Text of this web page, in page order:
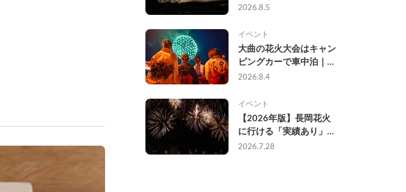
ら夜まで」の祭り。キャ
組の記録
2026.8.5
イベント
大曲の花火大会はキャン
ピングカーで車中泊｜宿
なし・渋滞なしで楽しむ
2026.8.4
イベント
【2026年版】長岡花火
に行ける「実績あり」の
キャンピングカー3選｜
2026.7.28